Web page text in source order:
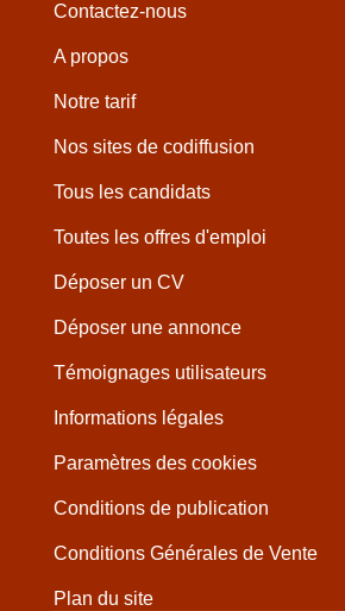
Contactez-nous
A propos
Notre tarif
Nos sites de codiffusion
Tous les candidats
Toutes les offres d'emploi
Déposer un CV
Déposer une annonce
Témoignages utilisateurs
Informations légales
Paramètres des cookies
Conditions de publication
Conditions Générales de Vente
Plan du site